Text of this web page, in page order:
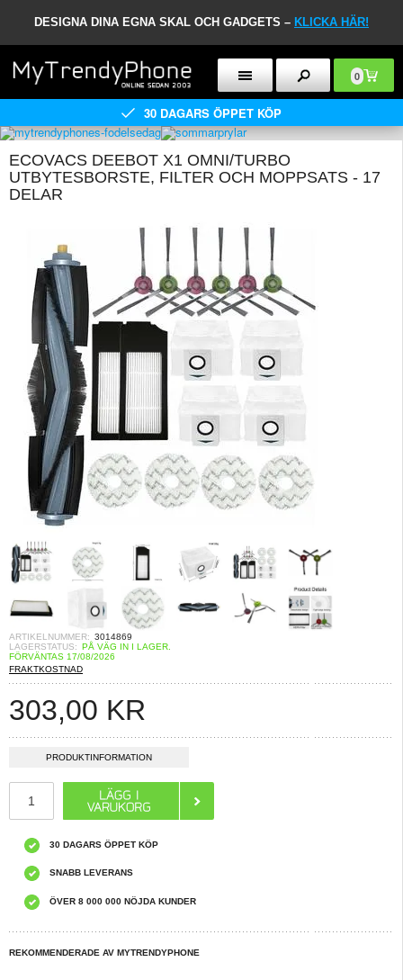
DESIGNA DINA EGNA SKAL OCH GADGETS – KLICKA HÄR!
0
30 DAGARS ÖPPET KÖP
ECOVACS DEEBOT X1 OMNI/TURBO
UTBYTESBORSTE, FILTER OCH MOPPSATS - 17
DELAR
ARTIKELNUMMER: 3014869
LAGERSTATUS: PÅ VÄG IN I LAGER.
FÖRVÄNTAS 17/08/2026
FRAKTKOSTNAD
303,00 KR
PRODUKTINFORMATION
30 DAGARS ÖPPET KÖP
SNABB LEVERANS
ÖVER 8 000 000 NÖJDA KUNDER
REKOMMENDERADE AV MYTRENDYPHONE